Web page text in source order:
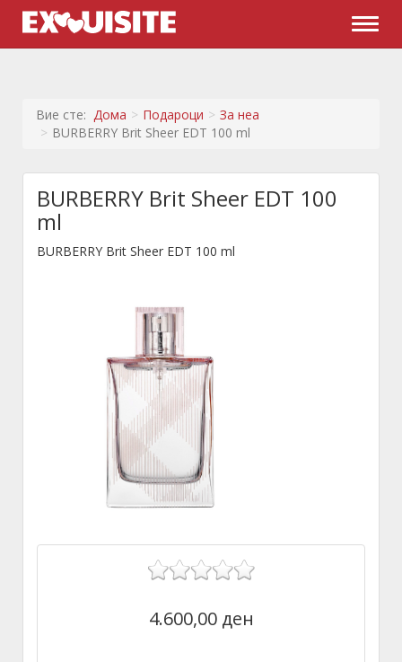
Вие сте: Дома Подароци
За неа
BURBERRY Brit Sheer EDT 100 ml
BURBERRY Brit Sheer EDT 100
ml
BURBERRY Brit Sheer EDT 100 ml
4.600,00 ден